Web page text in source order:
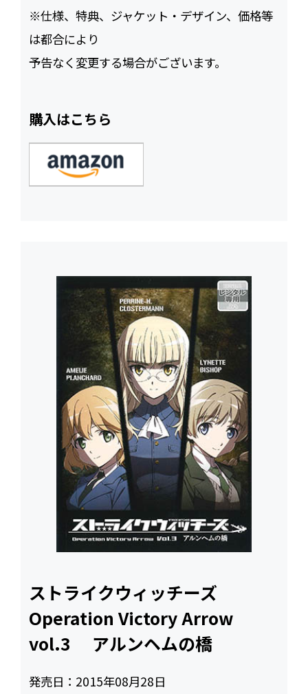
※仕様、特典、ジャケット・デザイン、価格等
は都合により
予告なく変更する場合がございます。
購入はこちら
ストライクウィッチーズ
Operation Victory Arrow
vol.3 アルンヘムの橋
発売日： 2015年08月28日